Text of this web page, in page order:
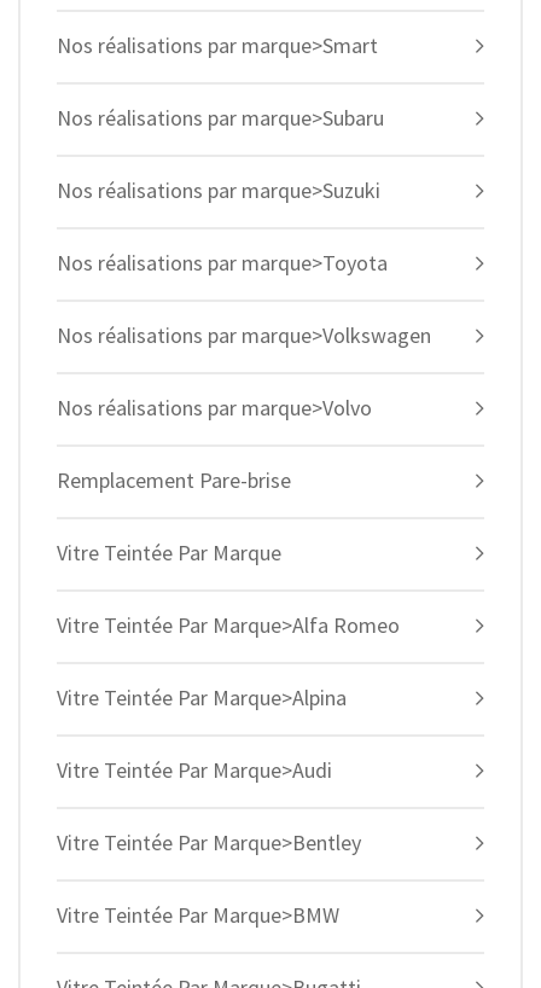
Nos réalisations par marque>Smart
Nos réalisations par marque>Subaru
Nos réalisations par marque>Suzuki
Nos réalisations par marque>Toyota
Nos réalisations par marque>Volkswagen
Nos réalisations par marque>Volvo
Remplacement Pare-brise
Vitre Teintée Par Marque
Vitre Teintée Par Marque>Alfa Romeo
Vitre Teintée Par Marque>Alpina
Vitre Teintée Par Marque>Audi
Vitre Teintée Par Marque>Bentley
Vitre Teintée Par Marque>BMW